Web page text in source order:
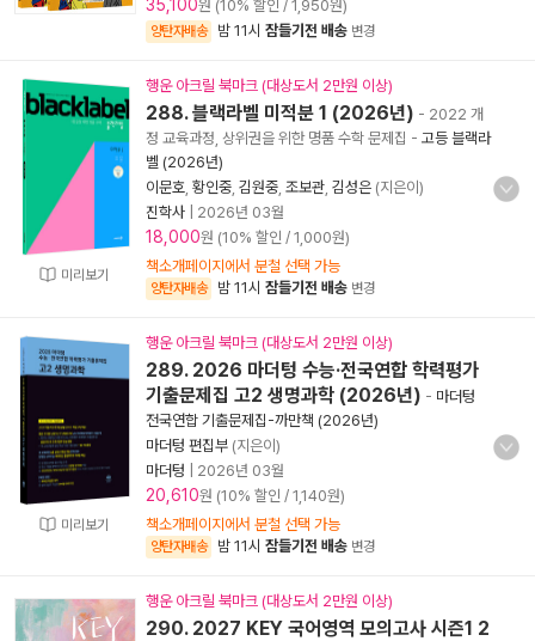
35,100원 (10% 할인 / 1,950원)
양탄자배송 밤 11시 잠들기전 배송 변경
미리보기
행운 아크릴 북마크 (대상도서 2만원 이상)
288. 블랙라벨 미적분 1 (2026년) - 2022 개
정 교육과정, 상위권을 위한 명품 수학 문제집 - 고등 블랙라
벨 (2026년)
이문호 황인중 김원중 조보관 김성은 (지은이)
진학사
2026년 03월
18,000원 (10% 할인 / 1,000원)
책소개페이지에서 분철 선택 가능
양탄자배송 밤 11시 잠들기전 배송 변경
미리보기
행운 아크릴 북마크 (대상도서 2만원 이상)
289. 2026 마더텅 수능·전국연합 학력평가
기출문제집 고2 생명과학 (2026년) - 마더텅
전국연합 기출문제집-까만책 (2026년)
마더텅 편집부 (지은이)
마더텅
2026년 03월
20,610원 (10% 할인 / 1,140원)
책소개페이지에서 분철 선택 가능
양탄자배송 밤 11시 잠들기전 배송 변경
행운 아크릴 북마크 (대상도서 2만원 이상)
290. 2027 KEY 국어영역 모의고사 시즌1 2